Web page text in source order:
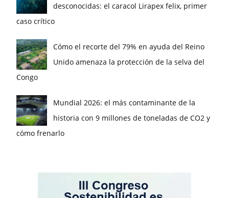
desconocidas: el caracol Lirapex felix, primer
caso crítico
Cómo el recorte del 79% en ayuda del Reino
Unido amenaza la protección de la selva del
Congo
Mundial 2026: el más contaminante de la
historia con 9 millones de toneladas de CO2 y
cómo frenarlo